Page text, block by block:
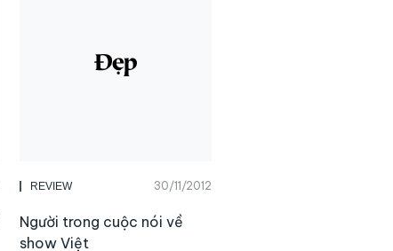
REVIEW 30/11/2012
Người trong cuộc nói về
show Việt